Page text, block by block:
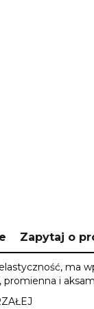
Zapytaj o
promienna i